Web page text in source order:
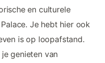
en culturele
Je hebt hier ook
is op loopafstand.
genieten van